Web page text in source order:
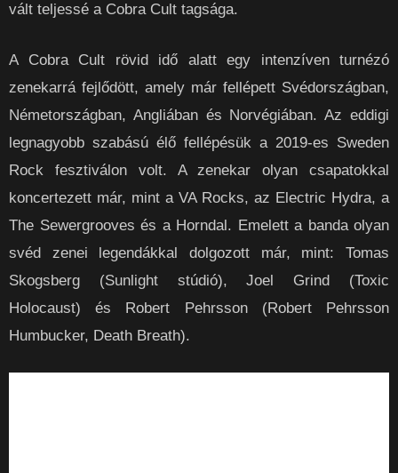
vált teljessé a Cobra Cult tagsága.
A Cobra Cult rövid idő alatt egy intenzíven turnézó
zenekarrá fejlődött, amely már fellépett Svédországban,
Németországban, Angliában és Norvégiában. Az eddigi
legnagyobb szabású élő fellépésük a 2019-es Sweden
Rock fesztiválon volt. A zenekar olyan csapatokkal
koncertezett már, mint a VA Rocks, az Electric Hydra, a
The Sewergrooves és a Horndal. Emelett a banda olyan
svéd zenei legendákkal dolgozott már, mint: Tomas
Skogsberg (Sunlight stúdió), Joel Grind (Toxic
Holocaust) és Robert Pehrsson (Robert Pehrsson
Humbucker, Death Breath).